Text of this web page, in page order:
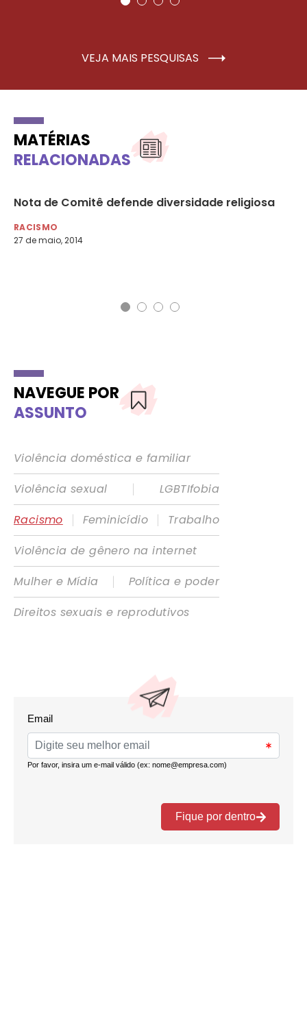
VEJA MAIS PESQUISAS
MATÉRIAS
RELACIONADAS
Nota de Comitê defende diversidade religiosa
RACISMO
27 de maio, 2014
NAVEGUE POR
ASSUNTO
Violência doméstica e familiar
Violência sexual
|
LGBTIfobia
Racismo
| Feminicídio |
Trabalho
Violência de gênero na internet
Mulher e Mídia
|
Política e poder
Direitos sexuais e reprodutivos